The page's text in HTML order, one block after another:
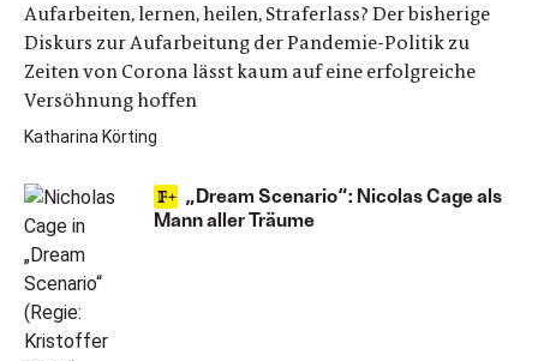
Aufarbeiten, lernen, heilen, Straferlass? Der bisherige
Diskurs zur Aufarbeitung der Pandemie-Politik zu
Zeiten von Corona lässt kaum auf eine erfolgreiche
Versöhnung hoffen
Katharina Körting
„Dream Scenario“: Nicolas Cage als
Mann aller Träume